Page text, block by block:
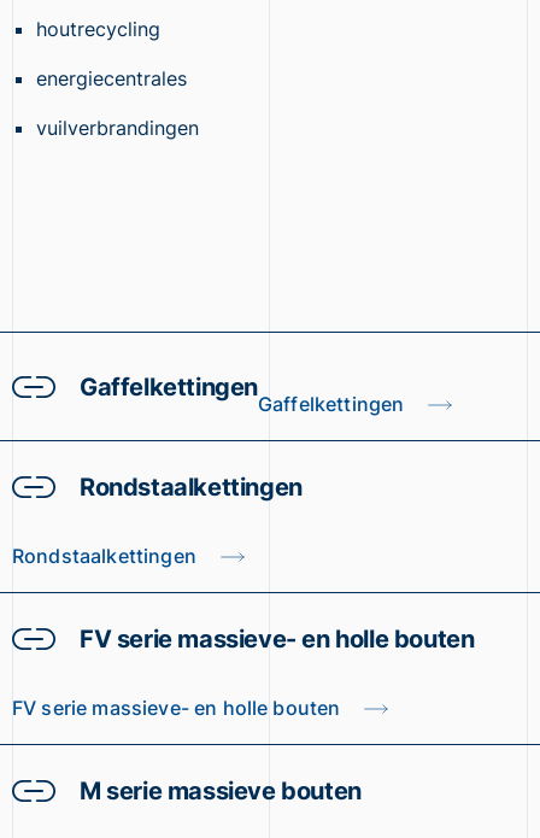
houtrecycling
energiecentrales
vuilverbrandingen
Gaffelkettingen
Gaffelkettingen
Rondstaalkettingen
Rondstaalkettingen
FV serie massieve- en holle bouten
FV serie massieve- en holle bouten
M serie massieve bouten